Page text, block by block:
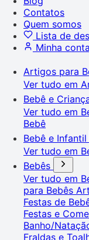
Contatos
Quem somos
Lista de
Minha conta
Artigos para
Ver tudo em
Bebê e
Ver tudo em
Bebê
Bebê e Infantil
Ver tudo em
Bebês
Ver tudo em
para Bebês
Festas de
Festas e
Banho/
Fraldas e